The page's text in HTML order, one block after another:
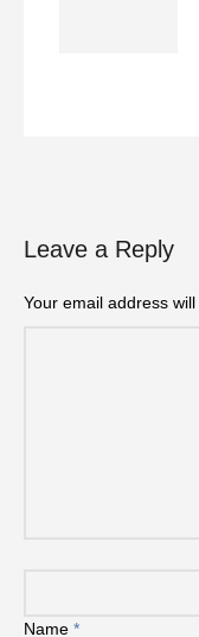
Leave a Reply
Your email address
Name *